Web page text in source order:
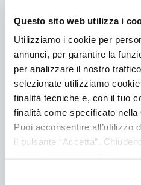
Questo sito web utilizza i
Utilizziamo i cookie per
annunci, per garantire la
per analizzare il nostro
selezionate utilizziamo
finalità tecniche e, con il tuo
finalità come specificato nella
Puoi acconsentire all’utilizzo
il pulsante “Accetta”.
Ti
può
interessare